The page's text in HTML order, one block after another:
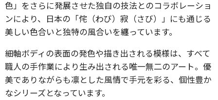
色」をさらに発展させた独自の技法とのコラボレーショ
ンにより、日本の「侘（わび）寂（さび）」にも通じる
美しい色合いと独特の風合いを纏っています。
細軸ボディの表面の発色や描き出される模様は、すべて
職人の手作業により生み出される唯一無二のアート。優
美でありながらも凛とした風情で手元を彩る、個性豊か
なシリーズとなっています。